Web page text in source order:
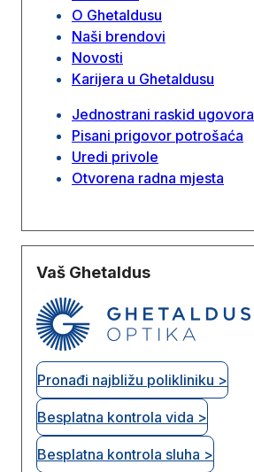
O Ghetaldusu
Naši brendovi
Novosti
Karijera u Ghetaldusu
Jednostrani raskid ugovora
Pisani prigovor potrošaća
Uredi privole
Otvorena radna mjesta
Vaš Ghetaldus
Pronađi najbližu polikliniku >
Besplatna kontrola vida >
Besplatna kontrola sluha >